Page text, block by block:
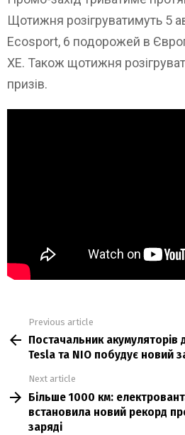
Щотижня розігруватимуть 5
Ecosport, 6 подорожей в
XE. Також щотижня
призів.
more
Previous article
Постачальник акумуляторів
Tesla та NIO побудує новий
Next article
Більше 1000 км:
встановила новий рекорд
заряді